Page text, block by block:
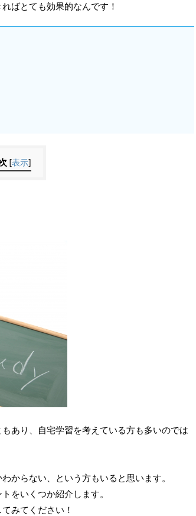
ばとても効果的なんです！
[表示]
あり、自宅学習を考えている方も多いのでは
からない、という方もいると思います。
をいくつか紹介します。
みてください！